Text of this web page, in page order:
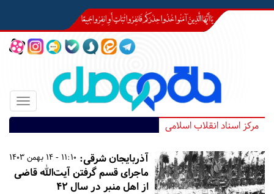
Toggle
مرکز اسناد انقلاب اسلامی
11:10 - 14 بهمن 1403 آذربایجان شرقی:
ماجرای قسم گرفتن آیت‌الله قاضی
از اهل منبر در سال ۴۲